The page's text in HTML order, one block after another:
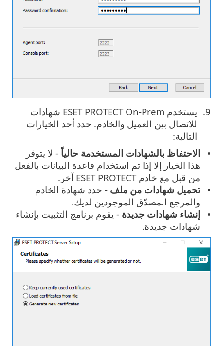
يستخدم ‎ESET PROTECT On-Prem شهادات
للاتصال بين العميل والخادم. حدد أحد الخيارات
التالية:
الاحتفاظ بالشهادات المستخدمة حالياً - لا يتوفر
هذا الخيار إلا إذا تم استخدام قاعدة البيانات بالفعل
من قبل مع خادم ESET PROTECT آخر.
تحميل شهادات من ملف - حدد شهادة الخادم
والمرجع المصدّق الموجودين لديك.
إنشاء شهادات جديدة - يقوم برنامج التثبيت بإنشاء
شهادات جديدة.